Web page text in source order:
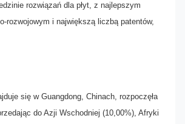
rozwiązań dla płyt, z najlepszym
rozwojowym i największą liczbą patentów,
się w Guangdong, Chinach, rozpoczęła
do Azji Wschodniej (10,00%), Afryki